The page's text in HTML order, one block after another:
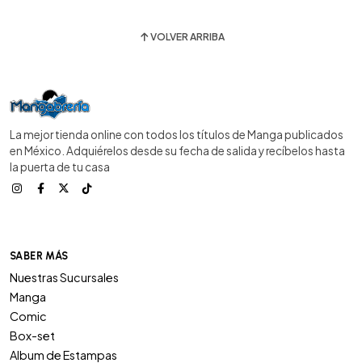
VOLVER ARRIBA
La mejor tienda online con todos los títulos de Manga publicados
en México. Adquiérelos desde su fecha de salida y recíbelos hasta
la puerta de tu casa
SABER MÁS
Nuestras Sucursales
Manga
Comic
Box-set
Album de Estampas